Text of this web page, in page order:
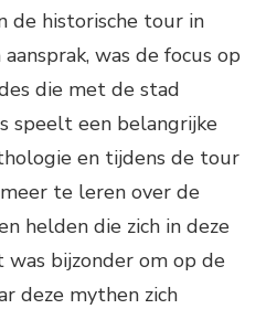
de historische tour in
was de focus op
die met de stad
speelt een belangrijke
en tijdens de tour
te leren over de
helden die zich in deze
bijzonder om op de
deze mythen zich